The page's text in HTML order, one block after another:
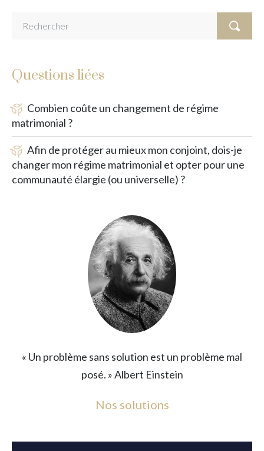
Questions liées
Combien coûte un changement de régime
matrimonial ?
Afin de protéger au mieux mon conjoint, dois-je
changer mon régime matrimonial et opter pour une
communauté élargie (ou universelle) ?
« Un problème sans solution est un problème mal
posé. » Albert Einstein
Nos solutions